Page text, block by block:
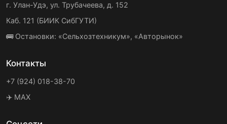
г. Улан-Удэ, ул. Трубачеева, д. 152
Каб. 121 (БИИК СибГУТИ)
🚌 Остановки: «Сельхозтехникум», «Авторынок»
Контакты
+7 (924) 018-38-70
✈️ MAX